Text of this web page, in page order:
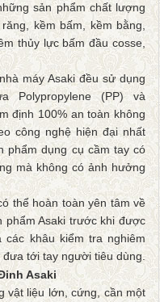
sản phẩm chất lượng
kềm bấm, kềm bằng,
thủy lực bấm đầu cosse,
máy Asaki đều sử dụng
Polypropylene (PP) và
định 100% an toàn không
công nghệ hiện đại nhất
phẩm dụng cụ cầm tay có
mà không có ảnh hưởng
thể hoàn toàn yên tâm về
phẩm Asaki trước khi được
khâu kiểm tra nghiêm
tới tay người tiêu dùng.
Asaki
vật liệu lớn, cứng, cần một